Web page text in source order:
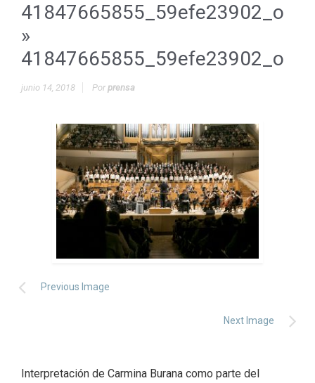
41847665855_59efe23902_o
»
41847665855_59efe23902_o
junio 14, 2018 Porprensa
Previous Image
Next Image
Interpretación de Carmina Burana como parte del